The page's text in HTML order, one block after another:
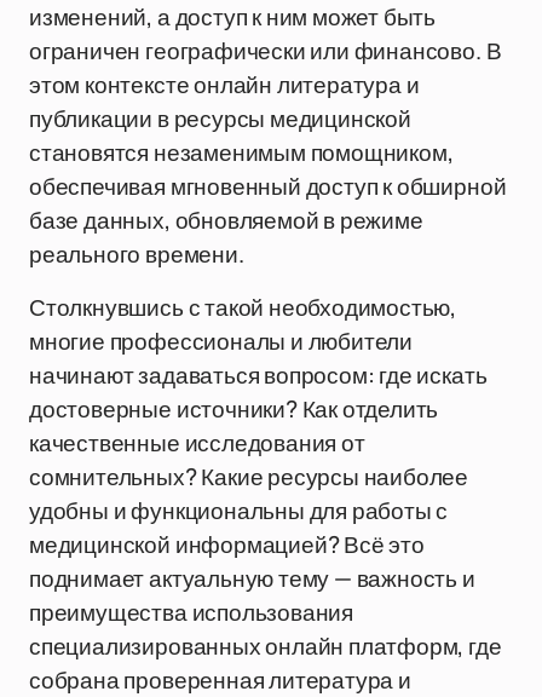
изменений, а доступ к ним может быть
ограничен географически или финансово. В
этом контексте онлайн литература и
публикации в ресурсы медицинской
становятся незаменимым помощником,
обеспечивая мгновенный доступ к обширной
базе данных, обновляемой в режиме
реального времени.
Столкнувшись с такой необходимостью,
многие профессионалы и любители
начинают задаваться вопросом: где искать
достоверные источники? Как отделить
качественные исследования от
сомнительных? Какие ресурсы наиболее
удобны и функциональны для работы с
медицинской информацией? Всё это
поднимает актуальную тему — важность и
преимущества использования
специализированных онлайн платформ, где
собрана проверенная литература и